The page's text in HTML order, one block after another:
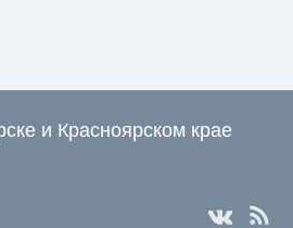
и Красноярском крае